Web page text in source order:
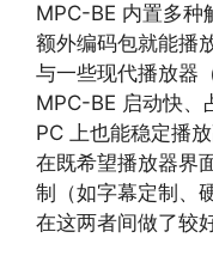
MPC-BE 内置多种
额外编码包就能播
与一些现代播放器
MPC-BE 启动快、
PC 上也能稳定播放
在既希望播放器界
制（如字幕定制、
在这两者间做了较